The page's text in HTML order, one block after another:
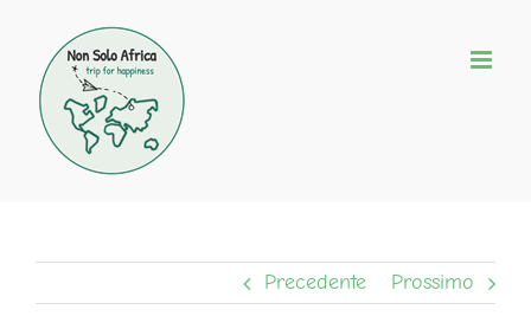
contenuto
Precedente Prossimo